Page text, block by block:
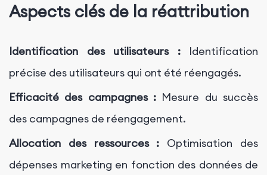
Aspects clés de la réattribution
Identification des utilisateurs :Identification
précise des utilisateurs qui ont été réengagés.
Efficacité des campagnes : Mesure du succès
des campagnes de réengagement.
Allocation des ressources : Optimisation des
dépenses marketing en fonction des données de